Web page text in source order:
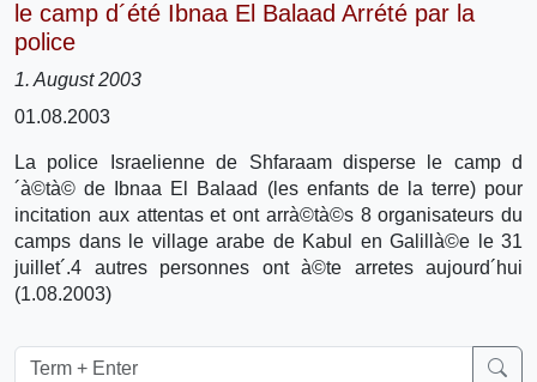
le camp d´été Ibnaa El Balaad Arrété par la
police
1. August 2003
01.08.2003
La police Israelienne de Shfaraam disperse le camp d
´à©tà© de Ibnaa El Balaad (les enfants de la terre) pour
incitation aux attentas et ont arrà©tà©s 8 organisateurs du
camps dans le village arabe de Kabul en Galillà©e le 31
juillet´.4 autres personnes ont à©te arretes aujourd´hui
(1.08.2003)